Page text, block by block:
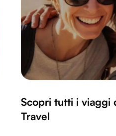
Scopri tutti i viaggi
Travel